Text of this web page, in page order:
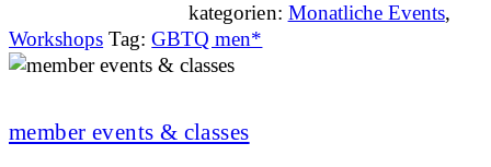
kategorien: Monatliche Events,
Workshops Tag: GBTQ men*
member events & classes